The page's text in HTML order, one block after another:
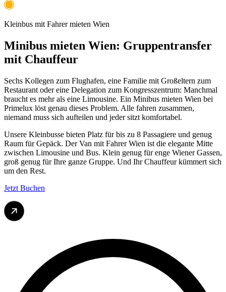
Kleinbus mit Fahrer mieten Wien
Minibus mieten Wien: Gruppentransfer
mit Chauffeur
Sechs Kollegen zum Flughafen, eine Familie mit Großeltern zum
Restaurant oder eine Delegation zum Kongresszentrum: Manchmal
braucht es mehr als eine Limousine. Ein Minibus mieten Wien bei
Primelux löst genau dieses Problem. Alle fahren zusammen,
niemand muss sich aufteilen und jeder sitzt komfortabel.
Unsere Kleinbusse bieten Platz für bis zu 8 Passagiere und genug
Raum für Gepäck. Der Van mit Fahrer Wien ist die elegante Mitte
zwischen Limousine und Bus. Klein genug für enge Wiener Gassen,
groß genug für Ihre ganze Gruppe. Und Ihr Chauffeur kümmert sich
um den Rest.
Jetzt Buchen